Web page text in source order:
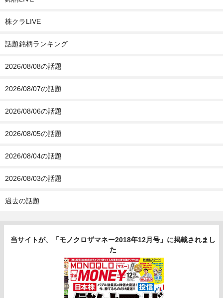
株クラLIVE
話題銘柄ランキング
2026/08/08の話題
2026/08/07の話題
2026/08/06の話題
2026/08/05の話題
2026/08/04の話題
2026/08/03の話題
過去の話題
当サイトが、「モノクロザマネー2018年12月号」に掲載されまし
た